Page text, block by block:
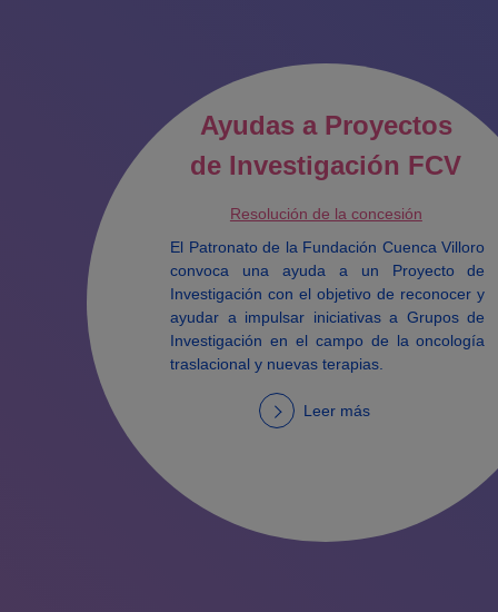
Ayudas a Proyectos
de Investigación FCV
Resolución de la concesión
El Patronato de la Fundación Cuenca Villoro
convoca una ayuda a un Proyecto de
Investigación con el objetivo de reconocer y
ayudar a impulsar iniciativas a Grupos de
Investigación en el campo de la oncología
traslacional y nuevas terapias.
Leer más